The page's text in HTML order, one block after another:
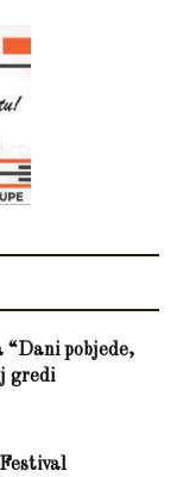
“Dani pobjede,
gredi